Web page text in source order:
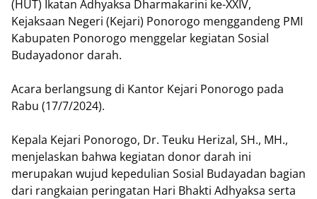
(HUT) Ikatan Adhyaksa Dharmakarini ke-XXIV,
Kejaksaan Negeri (Kejari) Ponorogo menggandeng PMI
Kabupaten Ponorogo menggelar kegiatan Sosial
Budayadonor darah.
Acara berlangsung di Kantor Kejari Ponorogo pada
Rabu (17/7/2024).
Kepala Kejari Ponorogo, Dr. Teuku Herizal, SH., MH.,
menjelaskan bahwa kegiatan donor darah ini
merupakan wujud kepedulian Sosial Budayadan bagian
dari rangkaian peringatan Hari Bhakti Adhyaksa serta